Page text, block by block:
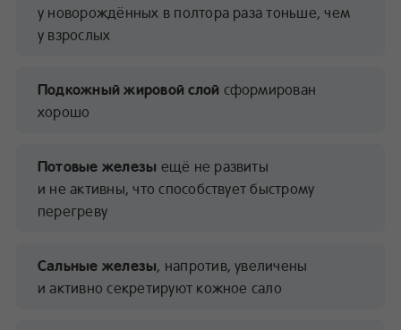
у новорождённых в полтора раза тоньше, чем
у взрослых
Подкожный жировой слой сформирован
хорошо
Потовые железы ещё не развиты
и не активны, что способствует быстрому
перегреву
Сальные железы, напротив, увеличены
и активно секретируют кожное сало